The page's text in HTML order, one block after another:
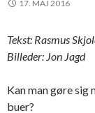
17. MAJ 2016
Tekst: Rasmus
Billeder: Jon Jagd
Kan man gøre
buer?